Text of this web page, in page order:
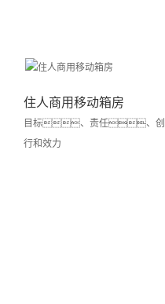
住人商用移动箱房
目标、责任、
行和效力